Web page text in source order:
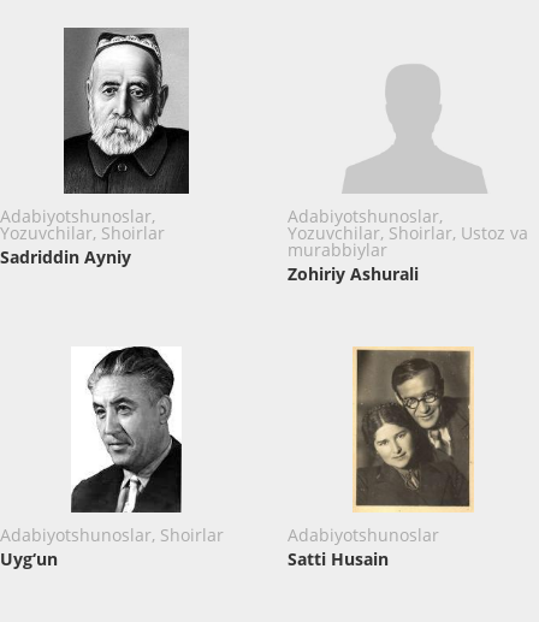
Adabiyotshunoslar,
Yozuvchilar, Shoirlar
Sadriddin Ayniy
Adabiyotshunoslar,
Yozuvchilar, Shoirlar, Ustoz va
murabbiylar
Zohiriy Ashurali
Adabiyotshunoslar, Shoirlar
Uyg‘un
Adabiyotshunoslar
Satti Husain